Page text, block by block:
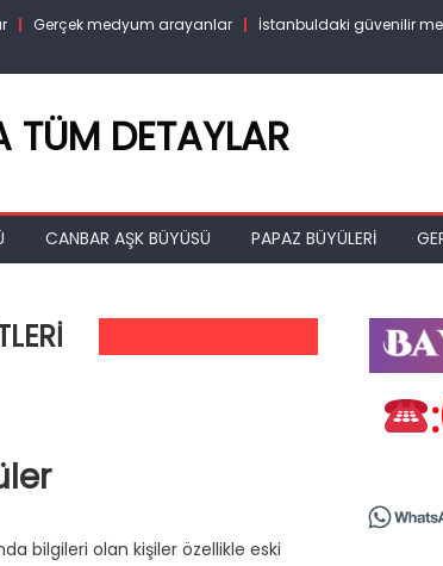
Gerçek medyum arayanlar
İstanbuldaki güvenilir
TÜM DETAYLAR
CANBAR AŞK BÜYÜSÜ PAPAZ BÜYÜLERI
bilgileri olan kişiler özellikle eski